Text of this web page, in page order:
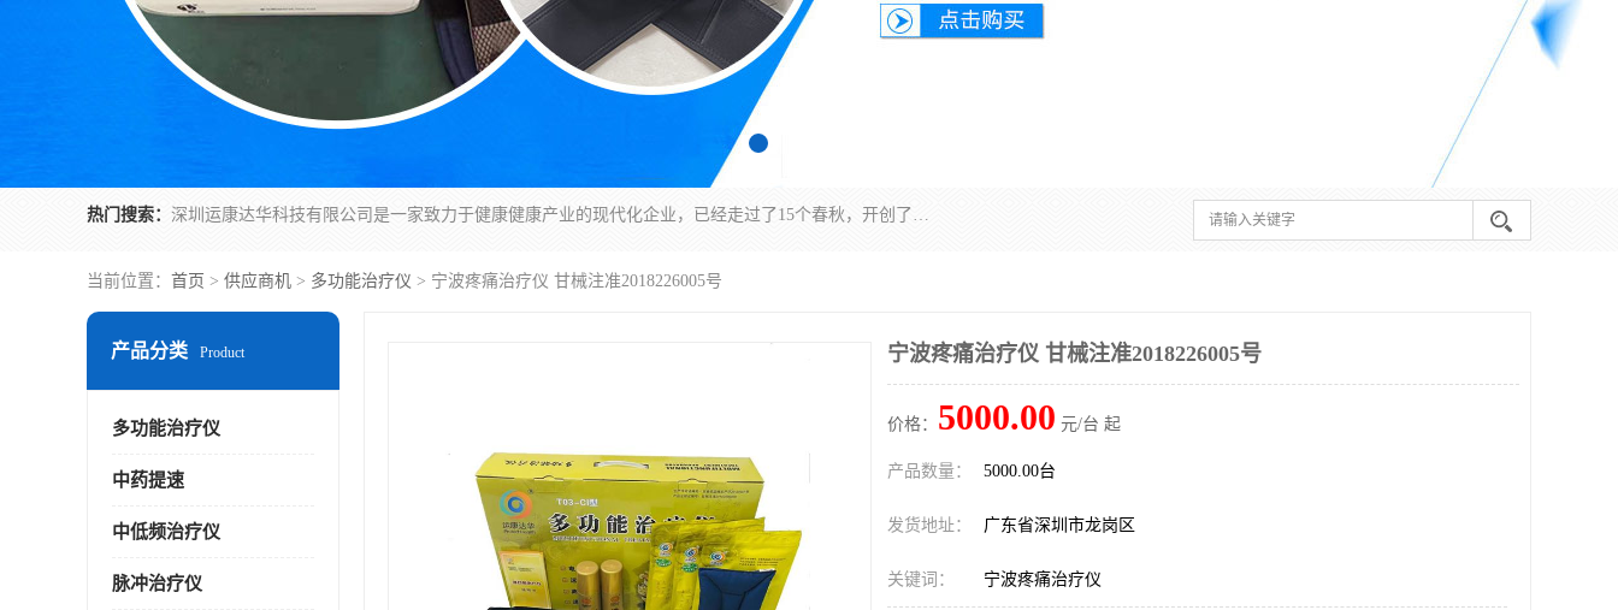
热门搜索： 深圳运康达华科技有限公司是一家致力于健康健康产业的现代化企业，已经走过了15个春秋，开创了中医外用发展的新未来，是专业从事中医医疗仪器的研发、生产、销售、服务为一体的子公司，在医疗器械的设计、开发和生产方面率先引进国际先进技术和好的科技人员，先后开发出了场效应治疗仪、多功能治疗仪、颈椎治疗仪、腰椎治疗仪、增效垫等多个系列。
当前位置： 首页 > 供应商机 > 多功能治疗仪 > 宁波疼痛治疗仪 甘械注准2018226005号
产品分类 Product
多功能治疗仪
中药提速
中低频治疗仪
脉冲治疗仪
宁波疼痛治疗仪 甘械注准2018226005号
价格： 5000.00 元/台 起
产品数量： 5000.00台
发货地址： 广东省深圳市龙岗区
关键词： 宁波疼痛治疗仪